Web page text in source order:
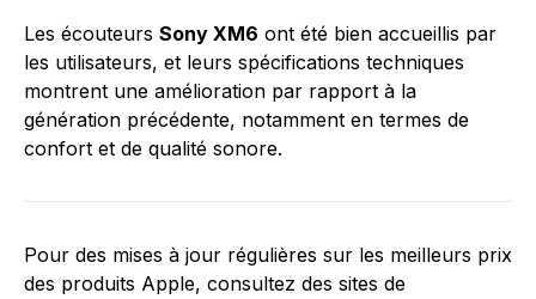
Les écouteurs Sony XM6 ont été bien accueillis par
les utilisateurs, et leurs spécifications techniques
montrent une amélioration par rapport à la
génération précédente, notamment en termes de
confort et de qualité sonore.
Pour des mises à jour régulières sur les meilleurs prix
des produits Apple, consultez des sites de